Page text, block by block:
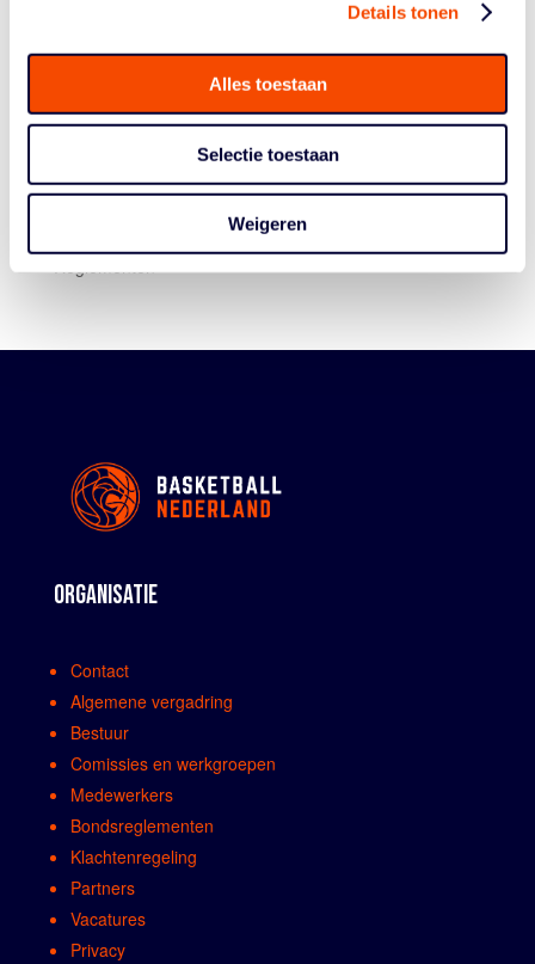
Details tonen
Alles toestaan
Selectie toestaan
Weigeren
Historie
Algemene Vergadering
Bestuur En Commissies
ORGANISATIE
Contact
Algemene vergadring
Bestuur
Comissies en werkgroepen
Medewerkers
Bondsreglementen
Klachtenregeling
Partners
Vacatures
Privacy